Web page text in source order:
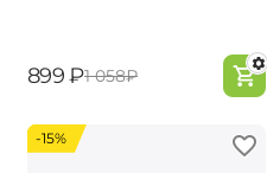
‍899‍ ₽‍1 058‍₽
-15%